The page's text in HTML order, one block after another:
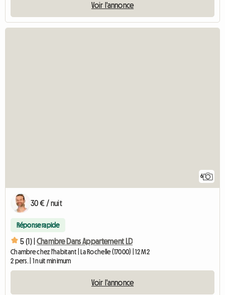
Voir l'annonce
6
30 € / nuit
Réponse rapide
5 (1) | Chambre Dans Appartement LD
Chambre chez l'habitant | La Rochelle (17000) | 12 M2
2 pers. | 1 nuit minimum
Voir l'annonce